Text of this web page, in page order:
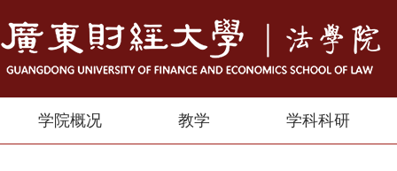
学院概况 教学 学科科研